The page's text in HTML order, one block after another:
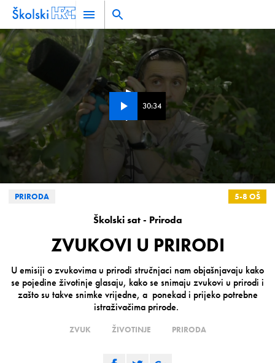
seconds
30:34
PRIRODA 5-8 OŠ
Školski sat - Priroda
ZVUKOVI U PRIRODI
U emisiji o zvukovima u prirodi stručnjaci nam objašnjavaju kako
se pojedine životinje glasaju, kako se snimaju zvukovi u prirodi i
zašto su takve snimke vrijedne, a ponekad i prijeko potrebne
istraživačima prirode.
ZVUK ŽIVOTINJE PRIRODA